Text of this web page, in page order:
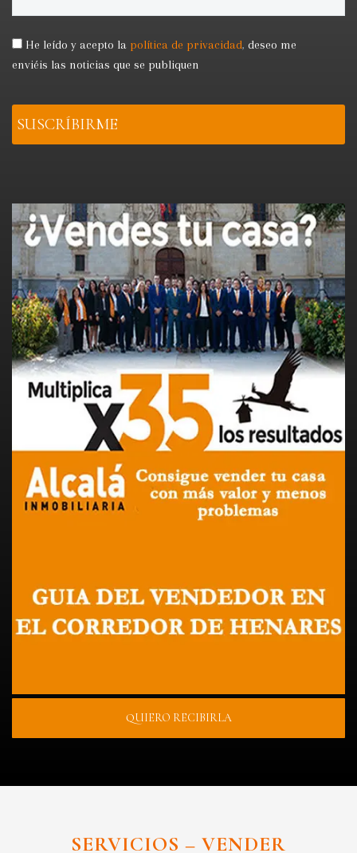
He leído y acepto la política de privacidad, deseo me
enviéis las noticias que se publiquen
QUIERO RECIBIRLA
SERVICIOS – VENDER